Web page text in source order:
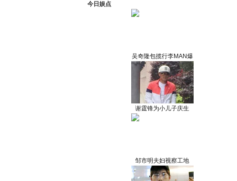
今日娱点
吴奇隆包揽行李MAN爆
谢霆锋为小儿子庆生
邹市明夫妇视察工地